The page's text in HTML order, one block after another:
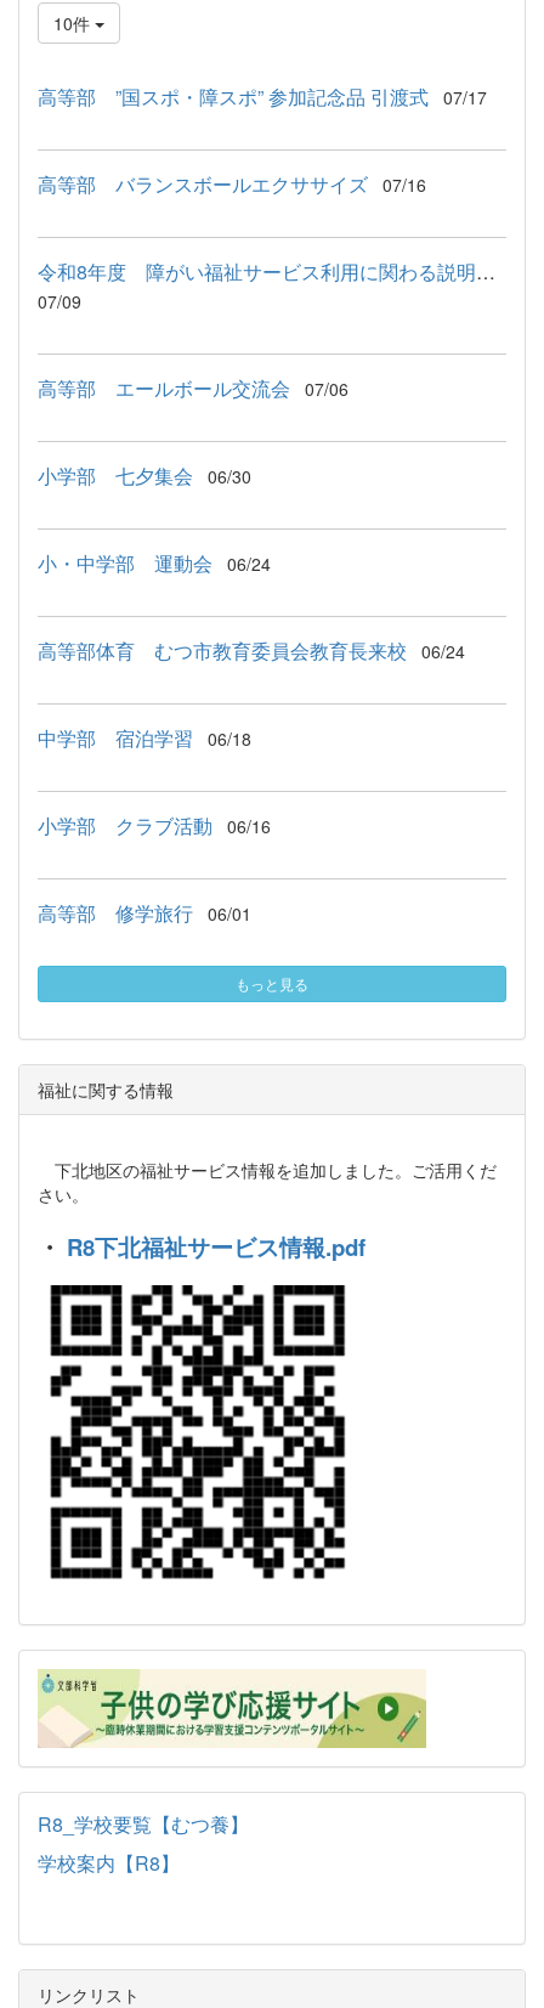
10件
高等部 ”国スポ・障スポ” 参加記念品 引渡式 07/17
高等部 バランスボールエクササイズ 07/16
令和8年度 障がい福祉サービス利用に関わる説明会が行われました
07/09
高等部 エールボール交流会 07/06
小学部 七夕集会 06/30
小・中学部 運動会 06/24
高等部体育 むつ市教育委員会教育長来校 06/24
中学部 宿泊学習 06/18
小学部 クラブ活動 06/16
高等部 修学旅行 06/01
もっと見る
福祉に関する情報
下北地区の福祉サービス情報を追加しました。ご活用くだ
さい。
・ R8下北福祉サービス情報.pdf
R8_学校要覧【むつ養】
学校案内【R8】
リンクリスト